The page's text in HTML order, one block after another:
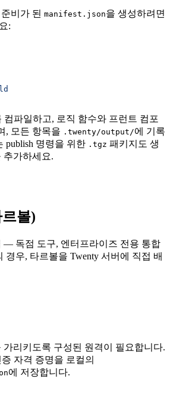
비가 된 manifest.json을 생성하려면
:
컴파일하고, 로직 함수와 프런트 컴포
, 모든 항목을 .twenty/output/에 기록
publish 명령을 위한 .tgz 패키지도 생
추가하세요.
볼)
— 독점 도구, 엔터프라이즈 전용 통합
우, 타르볼을 Twenty 서버에 직접 배
가리키도록 구성된 원격이 필요합니다.
자격 증명을 로컬의
에 저장합니다.